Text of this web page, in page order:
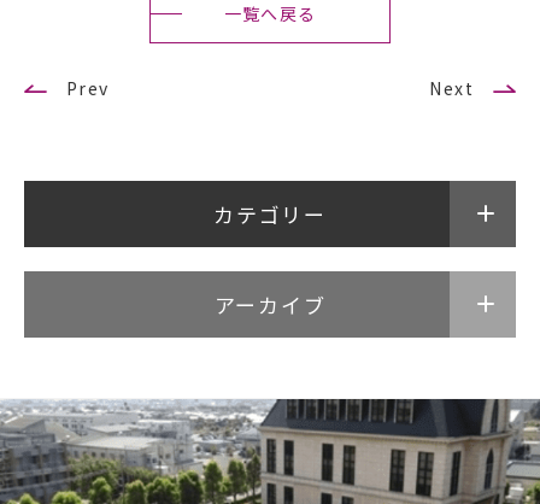
情報公開I
follow us
公式SNSアカウント
武蔵野学院
Prev
一覧へ戻る
Next
カテゴリー
アーカイブ